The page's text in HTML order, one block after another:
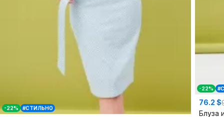
-22% #СТИЛЬНО
-22%
76.2 $